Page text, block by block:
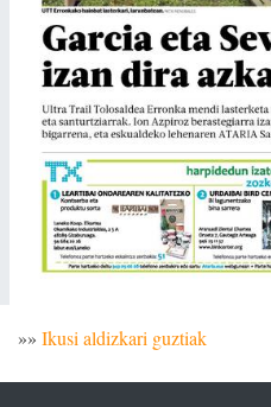
»» Ikusi aldizkari guztiak